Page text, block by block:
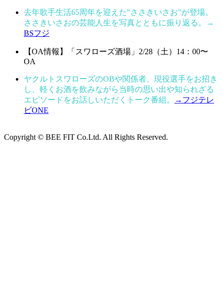
去年歌手生活65周年を迎えた”ささきいさお”が登場。
ささきいさおの芸能人生を写真とともに振り返る。→
BSフジ
【OA情報】「スワローズ酒場」2/28（土）14：00〜
OA
ヤクルトスワローズのOBや関係者、現役選手をお招き
し、軽くお酒を飲みながら当時の思い出や知られざる
エピソードをお話しいただくトーク番組 。
→フジテレ
ビONE
Copyright © BEE FIT Co.Ltd. All Rights Reserved.